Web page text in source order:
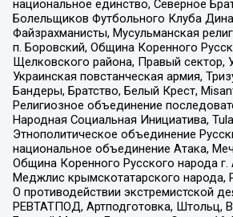
национальное единство, Северное
Болельщиков Футбольного Клуба
Файзрахманисты, Мусульманская
п. Боровский, Община Коренного
Щелковского района, Правый сектор,
Украинская повстанческая армия,
Бандеры, Братство, Белый Крест,
Религиозное объединение
Народная Социальная Инициатива,
Этнополитическое объединение
национальное объединение Атака,
Община Коренного Русского народа г.
Меджлис крымскотатарского народа,
О противодействии экстремистской
РЕВТАТПОД, Артподготовка, Штольц,